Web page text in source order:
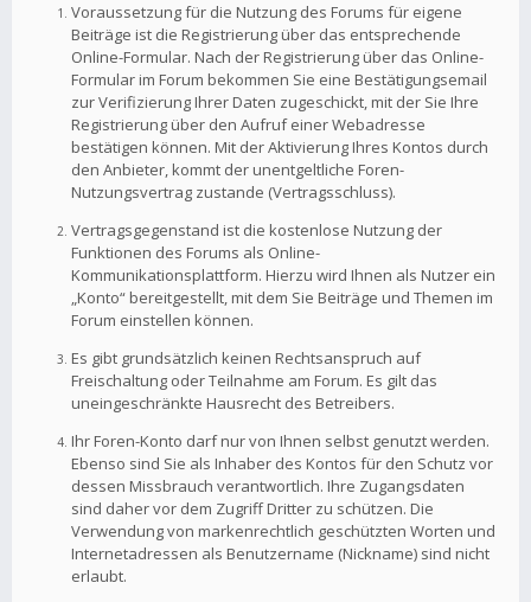
Voraussetzung für die Nutzung des Forums für eigene
Beiträge ist die Registrierung über das entsprechende
Online-Formular. Nach der Registrierung über das Online-
Formular im Forum bekommen Sie eine Bestätigungsemail
zur Verifizierung Ihrer Daten zugeschickt, mit der Sie Ihre
Registrierung über den Aufruf einer Webadresse
bestätigen können. Mit der Aktivierung Ihres Kontos durch
den Anbieter, kommt der unentgeltliche Foren-
Nutzungsvertrag zustande (Vertragsschluss).
Vertragsgegenstand ist die kostenlose Nutzung der
Funktionen des Forums als Online-
Kommunikationsplattform. Hierzu wird Ihnen als Nutzer ein
„Konto“ bereitgestellt, mit dem Sie Beiträge und Themen im
Forum einstellen können.
Es gibt grundsätzlich keinen Rechtsanspruch auf
Freischaltung oder Teilnahme am Forum. Es gilt das
uneingeschränkte Hausrecht des Betreibers.
Ihr Foren-Konto darf nur von Ihnen selbst genutzt werden.
Ebenso sind Sie als Inhaber des Kontos für den Schutz vor
dessen Missbrauch verantwortlich. Ihre Zugangsdaten
sind daher vor dem Zugriff Dritter zu schützen. Die
Verwendung von markenrechtlich geschützten Worten und
Internetadressen als Benutzername (Nickname) sind nicht
erlaubt.